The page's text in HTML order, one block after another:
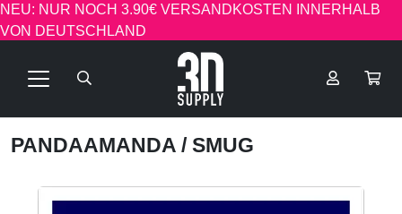
NEU: NUR NOCH 3.90€ VERSANDKOSTEN INNERHALB
VON DEUTSCHLAND
PANDAAMANDA / SMUG